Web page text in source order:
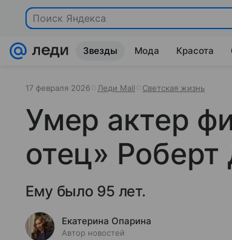
Поиск Яндекса
Звезды Мода Красота
17 февраля 2026 Леди Mail Светская жизнь
Умер актер
отец»
Ему было 95 лет.
Екатерина Опарина
Автор новостей